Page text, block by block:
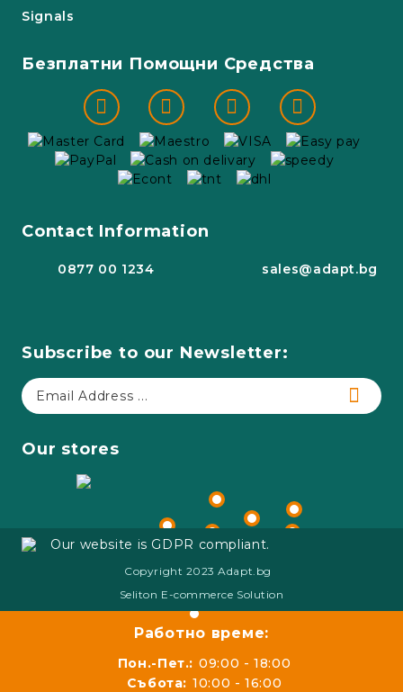
Signals
Безплатни Помощни Средства
Contact Information
0877 00 1234 sales@adapt.bg
Subscribe to our Newsletter:
Our stores
Our website is GDPR compliant.
Copyright 2023 Adapt.bg
Seliton E-commerce Solution
Работно време:
Пон.-Пет.: 09:00 - 18:00
Събота: 10:00 - 16:00